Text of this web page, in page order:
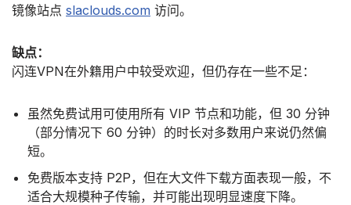
镜像站点 slaclouds.com 访问。
缺点：
闪连VPN在外籍用户中较受欢迎，但仍存在一些不足：
虽然免费试用可使用所有 VIP 节点和功能，但 30 分钟
（部分情况下 60 分钟）的时长对多数用户来说仍然偏
短。
免费版本支持 P2P，但在大文件下载方面表现一般，不
适合大规模种子传输，并可能出现明显速度下降。